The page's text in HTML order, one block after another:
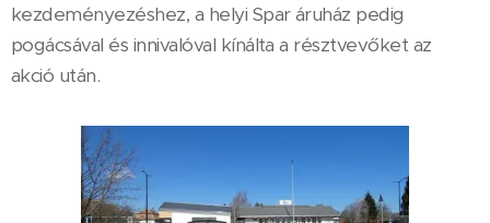
kezdeményezéshez, a helyi Spar áruház pedig
pogácsával és innivalóval kínálta a résztvevőket az
akció után.